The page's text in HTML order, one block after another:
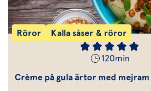
Röror Kalla såser & röror
120min
Crème på gula ärtor med mejram